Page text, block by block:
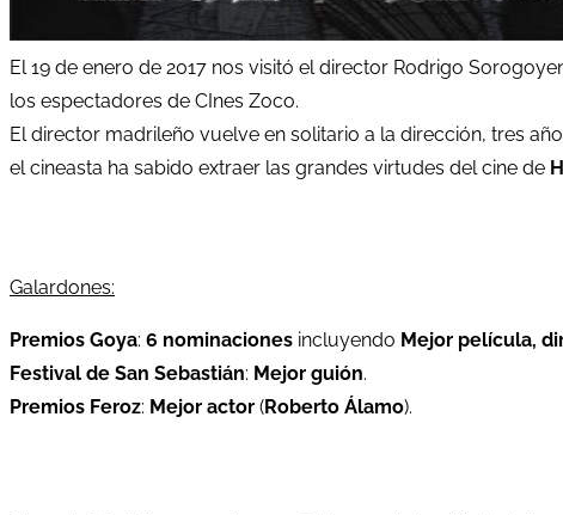
El 19 de enero de 2017 nos visitó el director Rodrigo
los espectadores de CInes Zoco.
El director madrileño vuelve en solitario a la dirección, tres
el cineasta ha sabido extraer las grandes virtudes del cine de
Galardones:
Premios Goya: 6 nominaciones incluyendo Mejor película,
Festival de San Sebastián: Mejor guión.
Premios Feroz: Mejor actor (Roberto Álamo).